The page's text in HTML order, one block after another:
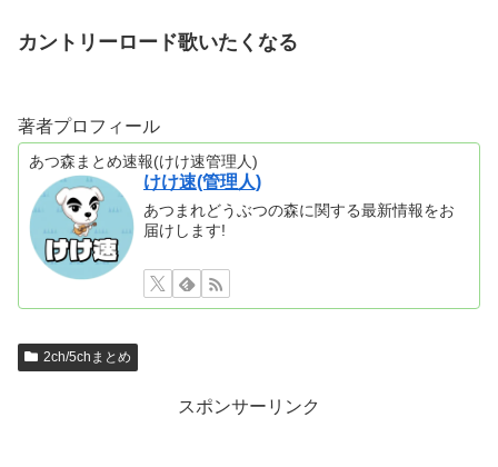
カントリーロード歌いたくなる
著者プロフィール
あつ森まとめ速報(けけ速管理人)
けけ速(管理人)
あつまれどうぶつの森に関する最新情報をお
届けします!
2ch/5chまとめ
スポンサーリンク